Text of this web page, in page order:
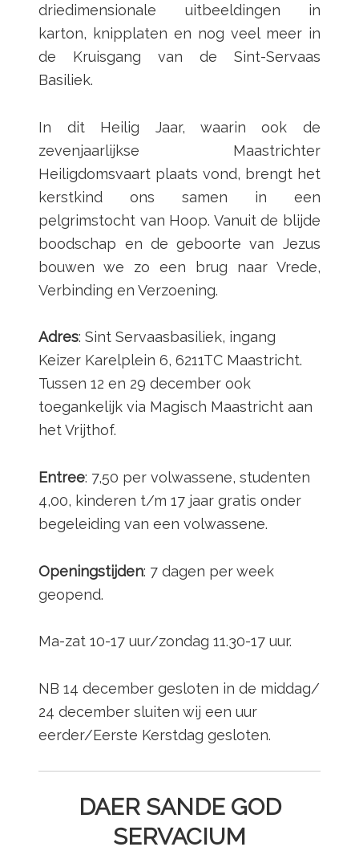
driedimensionale uitbeeldingen in
karton, knipplaten en nog veel meer in
de Kruisgang van de Sint-Servaas
Basiliek.
In dit Heilig Jaar, waarin ook de
zevenjaarlijkse Maastrichter
Heiligdomsvaart plaats vond, brengt het
kerstkind ons samen in een
pelgrimstocht van Hoop. Vanuit de blijde
boodschap en de geboorte van Jezus
bouwen we zo een brug naar Vrede,
Verbinding en Verzoening.
Adres: Sint Servaasbasiliek, ingang
Keizer Karelplein 6, 6211TC Maastricht.
Tussen 12 en 29 december ook
toegankelijk via Magisch Maastricht aan
het Vrijthof.
Entree: 7,50 per volwassene, studenten
4,00, kinderen t/m 17 jaar gratis onder
begeleiding van een volwassene.
Openingstijden: 7 dagen per week
geopend.
Ma-zat 10-17 uur/zondag 11.30-17 uur.
NB 14 december gesloten in de middag/
24 december sluiten wij een uur
eerder/Eerste Kerstdag gesloten.
DAER SANDE GOD
SERVACIUM